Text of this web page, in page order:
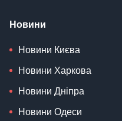
Новини
Новини Києва
Новини Харкова
Новини Дніпра
Новини Одеси